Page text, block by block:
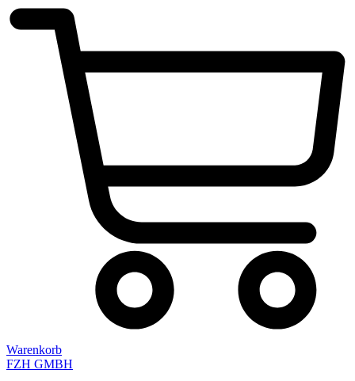
Warenkorb
FZH GMBH